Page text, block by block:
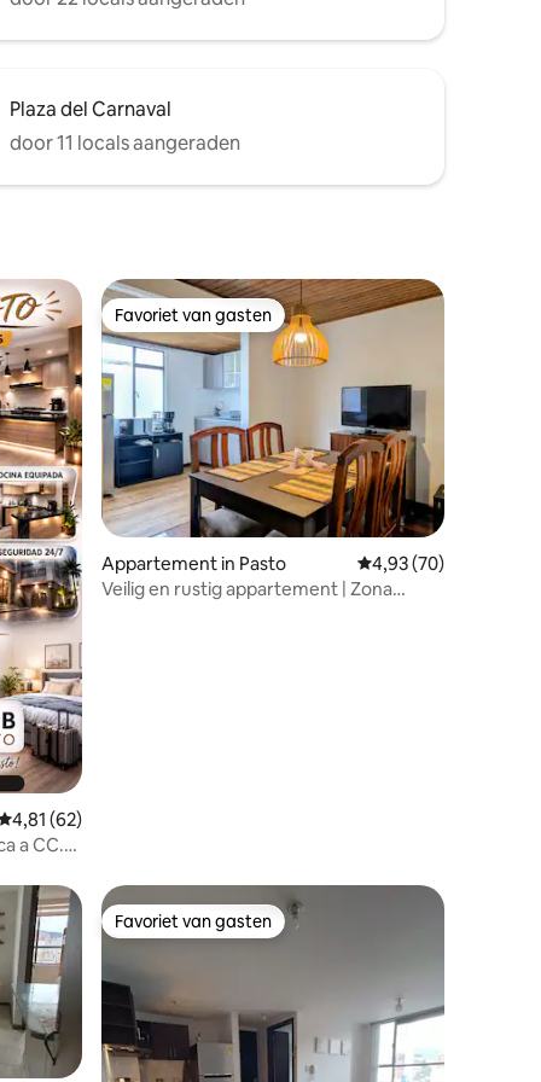
Plaza del Carnaval
door 11 locals aangeraden
beoordeling van 4,81 uit 5, 62 recensies
4,81 (62)
a CC.
Favoriet van gasten
Favoriet van gasten
Appartement in Pasto Gemiddelde
4,93 (70)
Veilig en rustig appartement | Zona
Favoriet van gasten
Favoriet van gasten